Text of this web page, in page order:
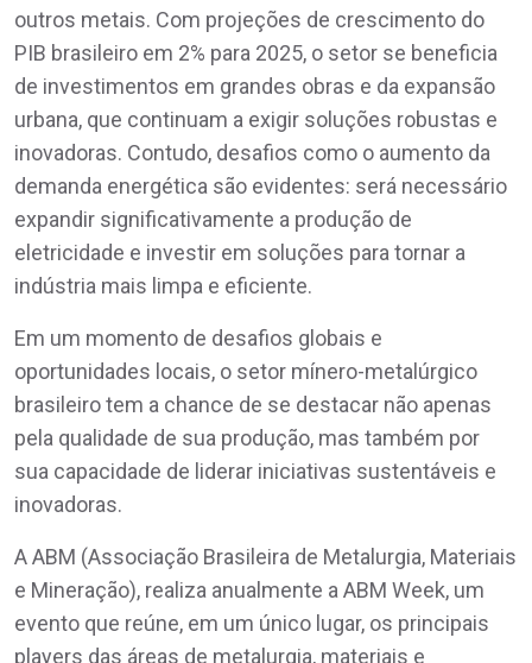
outros metais. Com projeções de crescimento do
PIB brasileiro em 2% para 2025, o setor se beneficia
de investimentos em grandes obras e da expansão
urbana, que continuam a exigir soluções robustas e
inovadoras. Contudo, desafios como o aumento da
demanda energética são evidentes: será necessário
expandir significativamente a produção de
eletricidade e investir em soluções para tornar a
indústria mais limpa e eficiente.
Em um momento de desafios globais e
oportunidades locais, o setor mínero-metalúrgico
brasileiro tem a chance de se destacar não apenas
pela qualidade de sua produção, mas também por
sua capacidade de liderar iniciativas sustentáveis e
inovadoras.
A ABM (Associação Brasileira de Metalurgia, Materiais
e Mineração), realiza anualmente a ABM Week, um
evento que reúne, em um único lugar, os principais
players das áreas de metalurgia, materiais e